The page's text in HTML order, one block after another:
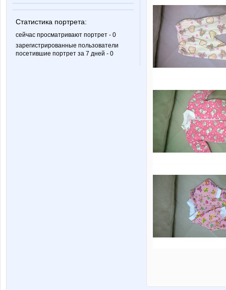
Статистика портрета:
сейчас просматривают портрет - 0
зарегистрированные пользователи
посетившие портрет за 7 дней - 0